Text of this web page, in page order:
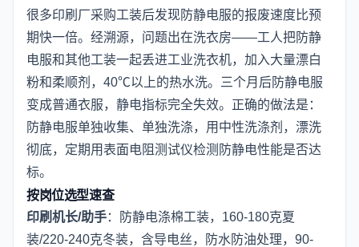
很多印刷厂采购工装后发现防静电服的报废速度比预
期快一倍。经溯源，问题出在洗衣房——工人把防静
电服和其他工装一起丢进工业洗衣机，加入大量漂白
粉和柔顺剂，40℃以上的热水洗。三个月后防静电服
变成普通衣服，静电指标完全失效。正确的做法是：
防静电服单独收集、单独洗涤，用中性洗涤剂，漂洗
彻底，定期用表面电阻测试仪检测防静电性能是否达
标。
按岗位选型速查
印刷机长/助手：防静电涤棉工装，160-180克夏
装/220-240克冬装，含导电丝，防水防油处理，90-